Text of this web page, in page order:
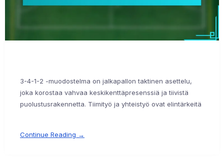
3-4-1-2 -muodostelma on jalkapallon taktinen asettelu,
joka korostaa vahvaa keskikenttäpresenssiä ja tiivistä
puolustusrakennetta. Tiimityö ja yhteistyö ovat elintärkeitä
Continue Reading →